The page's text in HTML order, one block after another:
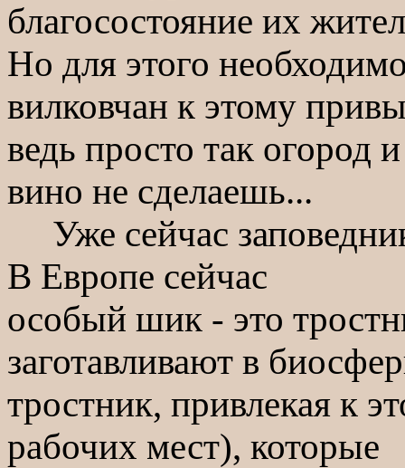
благосостояние их
Но для этого
вилковчан к этому
ведь просто так огород
вино не сделаешь...
Уже сейчас
В Европе сейчас
особый шик - это
заготавливают в
тростник, привлекая к
рабочих мест), которые